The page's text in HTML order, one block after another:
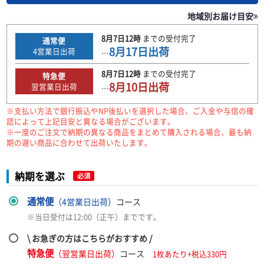
地域別お届け目安
通常便
4営業日出荷
8月7日12時までの受付完了
…8月17日出荷
特急便
翌営業日出荷
8月7日12時までの受付完了
…8月10日出荷
※支払い方法で銀行振込やNP後払いを選択した場合、ご入金や与信の確
認によって上記目安と異なる場合がございます。
※一度のご注文で納期の異なる商品をまとめて購入される場合、最も納
期の遅い商品に合わせて出荷いたします。
納期を選ぶ 必須
通常便（4営業日出荷） コース
※当日受付は12:00（正午）までです。
\ お急ぎの方はこちらがおすすめ /
特急便（翌営業日出荷） コース
1枚あたり+税込330円